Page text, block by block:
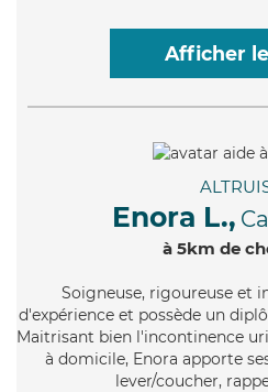
Afficher
Enora L.,
à 5km de
Soigneuse, rigoureuse et
d'expérience et possède un
Maitrisant bien l'incontinence
à domicile, Enora apporte
lever/coucher,